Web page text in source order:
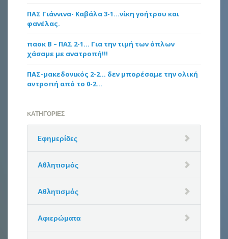
ΠΑΣ Γιάννινα- Καβάλα 3-1…νίκη γοήτρου και
φανέλας.
παοκ Β – ΠΑΣ 2-1… Για την τιμή των όπλων
χάσαμε με ανατροπή!!!
ΠΑΣ-μακεδονικός 2-2… δεν μπορέσαμε την ολική
αντροπή από το 0-2…
KΑΤΗΓΟΡΊΕΣ
Eφημερίδες
Αθλητισμός
Αθλητισμός
Αφιερώματα